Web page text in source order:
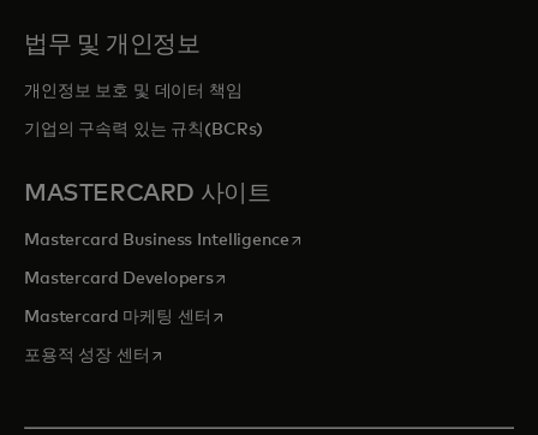
법무 및 개인정보
개인정보 보호 및 데이터 책임
기업의 구속력 있는 규칙(BCRs)
MASTERCARD 사이트
Mastercard Business Intelligence새 탭에서 열림
Mastercard Developers새 탭에서 열림
Mastercard 마케팅 센터 새 탭에서 열림
포용적 성장 센터 새 탭에서 열림